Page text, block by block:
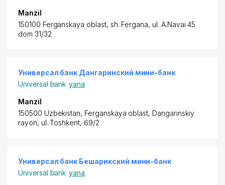
Manzil
150100 Ferganskaya oblast, sh. Fergana, ul. A.Navai 45
dom 31/32
Универсал банк Дангаринский мини-банк
Universal bank yana
Manzil
150500 Uzbekistan, Ferganskaya oblast, Dangarinskiy
rayon, ul. Toshkent, 69/2
Универсал банк Бешарикский мини-банк
Universal bank yana